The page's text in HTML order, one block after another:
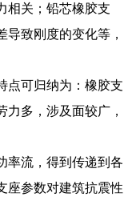
相关；铅芯橡胶支
导致刚度的变化等，
点可归纳为：橡胶支
力多，涉及面较广，
率流，得到传递到各
座参数对建筑抗震性